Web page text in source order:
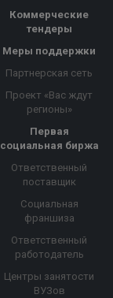
Коммерческие
тендеры
Меры поддержки
Партнерская сеть
Проект «Вас ждут
регионы»
Первая
социальная биржа
Ответственный
поставщик
Социальная
франшиза
Ответственный
работодатель
Центры занятости
ВУЗов